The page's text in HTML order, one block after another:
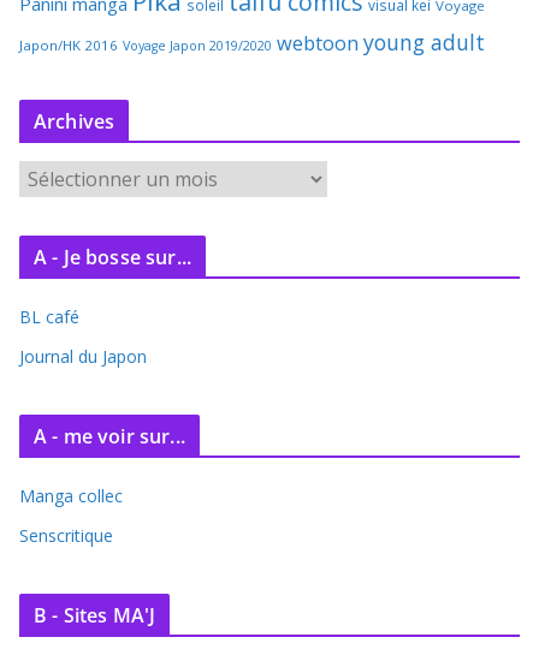
soleil visual kei Voyage
Japon/HK 2016 Voyage Japon 2019/2020 webtoon young adult
Archives
r
c
v
e
A - Je bosse sur...
BL café
Journal du Japon
A - me voir sur...
Manga collec
Senscritique
B - Sites MA'J